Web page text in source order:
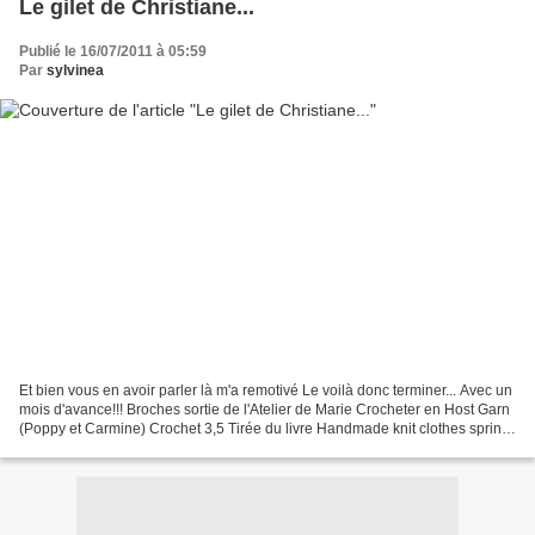
Le gilet de Christiane...
Publié le 16/07/2011 à 05:59
Par sylvinea
Et bien vous en avoir parler là m'a remotivé Le voilà donc terminer... Avec un
mois d'avance!!! Broches sortie de l'Atelier de Marie Crocheter en Host Garn
(Poppy et Carmine) Crochet 3,5 Tirée du livre Handmade knit clothes spring